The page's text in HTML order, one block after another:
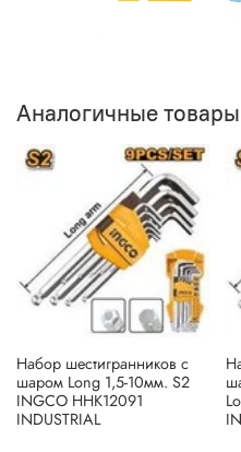
Аналогичные товары
Набор шестигранников с
шаром Long 1,5-10мм. S2
INGCO HHK12091
INDUSTRIAL